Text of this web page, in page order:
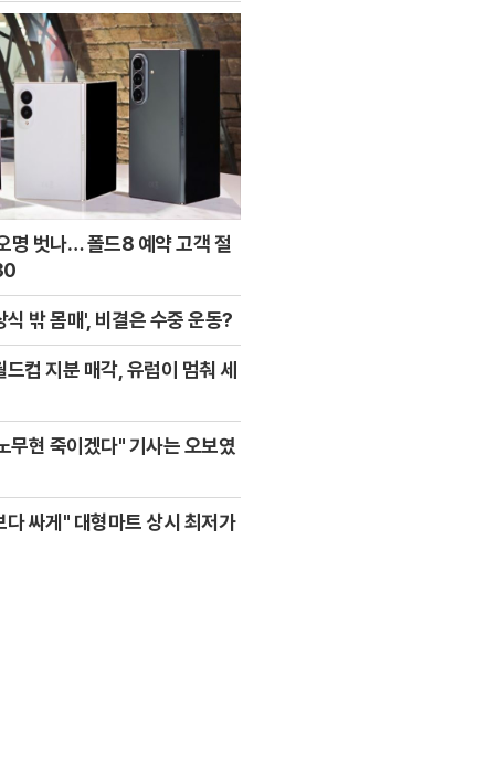
명 벗나… 폴드8 예약 고객 절
식 밖 몸매', 비결은 수중 운동?
드컵 지분 매각, 유럽이 멈춰 세
무현 죽이겠다" 기사는 오보였
다 싸게" 대형마트 상시 최저가